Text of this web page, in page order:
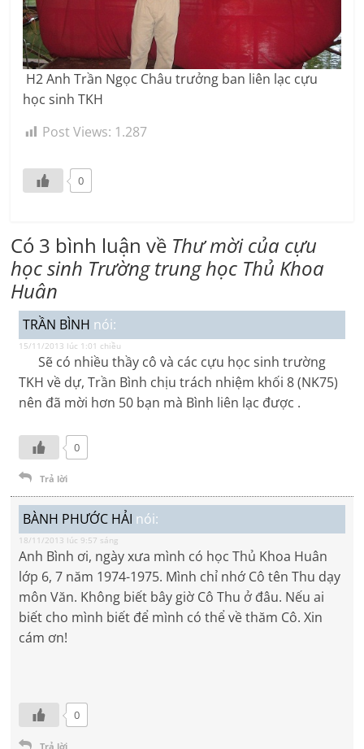
H2 Anh Trần Ngọc Châu trưởng ban liên lạc cựu
học sinh TKH
Post Views: 1.287
0
Có 3 bình luận về Thư mời của cựu
học sinh Trường trung học Thủ Khoa
Huân
TRẦN BÌNH nói:
15/11/2013 lúc 1:01 chiều
Sẽ có nhiều thầy cô và các cựu học sinh trường
TKH về dự, Trần Bình chịu trách nhiệm khối 8 (NK75)
nên đã mời hơn 50 bạn mà Bình liên lạc được .
0
Trả lời
BÀNH PHƯỚC HẢI nói:
18/11/2013 lúc 9:57 sáng
Anh Bình ơi, ngày xưa mình có học Thủ Khoa Huân
lớp 6, 7 năm 1974-1975. Mình chỉ nhớ Cô tên Thu dạy
môn Văn. Không biết bây giờ Cô Thu ở đâu. Nếu ai
biết cho mình biết để mình có thể về thăm Cô. Xin
cám ơn!
0
Trả lời